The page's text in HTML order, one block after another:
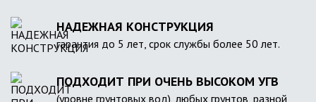
НАДЕЖНАЯ КОНСТРУКЦИЯ
гарантия до 5 лет, срок службы более 50 лет.
ПОДХОДИТ ПРИ ОЧЕНЬ ВЫСОКОМ УГВ
(уровне грунтовых вод), любых грунтов, разной